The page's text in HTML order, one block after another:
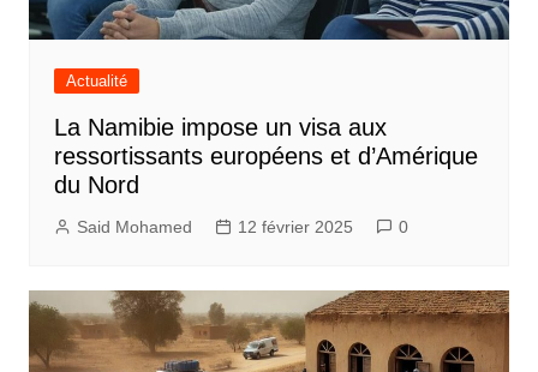
Actualité
La Namibie impose un visa aux
ressortissants européens et d’Amérique
du Nord
Said Mohamed 12 février 2025 0